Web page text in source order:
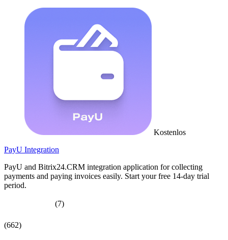
Kostenlos
PayU Integration
PayU and Bitrix24.CRM integration application for collecting
payments and paying invoices easily. Start your free 14-day trial
period.
(7)
(662)